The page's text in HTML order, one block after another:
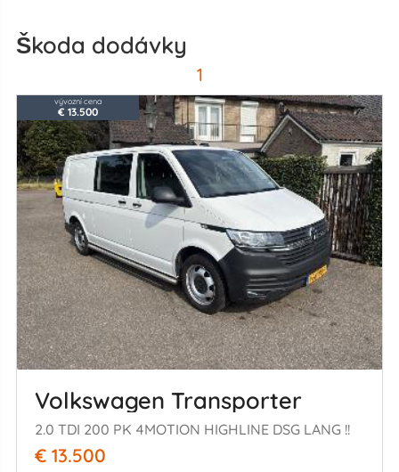
škoda dodávky
1
vývozní cena
€ 13.500
Volkswagen Transporter
2.0 TDI 200 PK 4MOTION HIGHLINE DSG LANG !!
€ 13.500